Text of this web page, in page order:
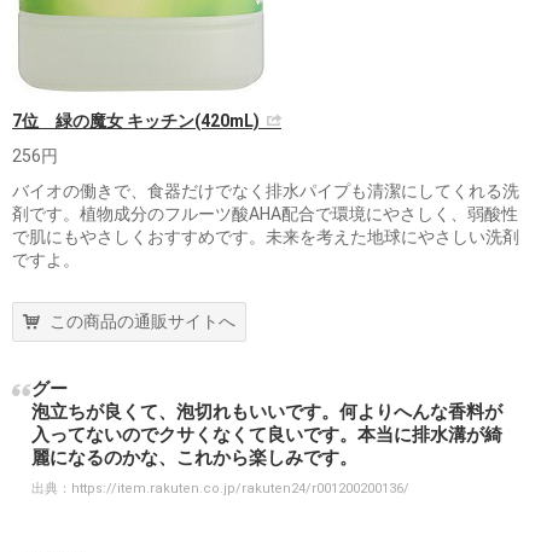
7位 緑の魔女 キッチン(420mL)
256円
バイオの働きで、食器だけでなく排水パイプも清潔にしてくれる洗
剤です。植物成分のフルーツ酸AHA配合で環境にやさしく、弱酸性
で肌にもやさしくおすすめです。未来を考えた地球にやさしい洗剤
ですよ。
この商品の通販サイトへ
グー
泡立ちが良くて、泡切れもいいです。何よりへんな香料が
入ってないのでクサくなくて良いです。本当に排水溝が綺
麗になるのかな、これから楽しみです。
出典： https://item.rakuten.co.jp/rakuten24/r001200200136/